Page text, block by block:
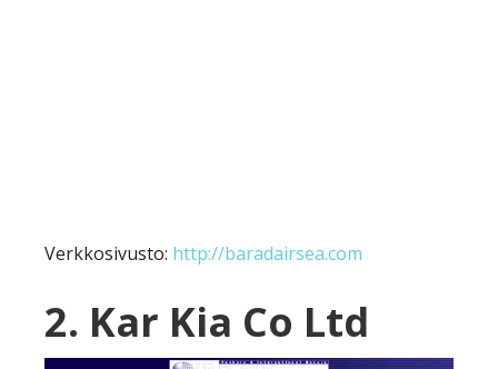
Verkkosivusto: http://baradairsea.com
2. Kar Kia Co Ltd